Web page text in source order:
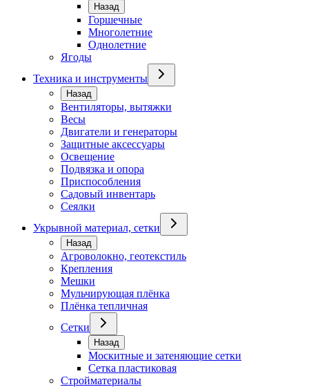
Назад
Горшечные
Многолетние
Однолетние
Ягоды
Техника и инструменты
Назад
Вентиляторы, вытяжки
Весы
Двигатели и генераторы
Защитные аксессуары
Освещение
Подвязка и опора
Приспособления
Садовый инвентарь
Сеялки
Укрывной материал, сетки
Назад
Агроволокно, геотекстиль
Крепления
Мешки
Мульчирующая плёнка
Плёнка тепличная
Сетки
Назад
Москитные и затеняющие сетки
Сетка пластиковая
Стройматериалы